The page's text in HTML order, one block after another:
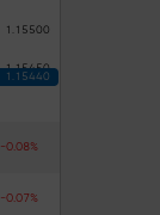
-0.08%
-0.07%